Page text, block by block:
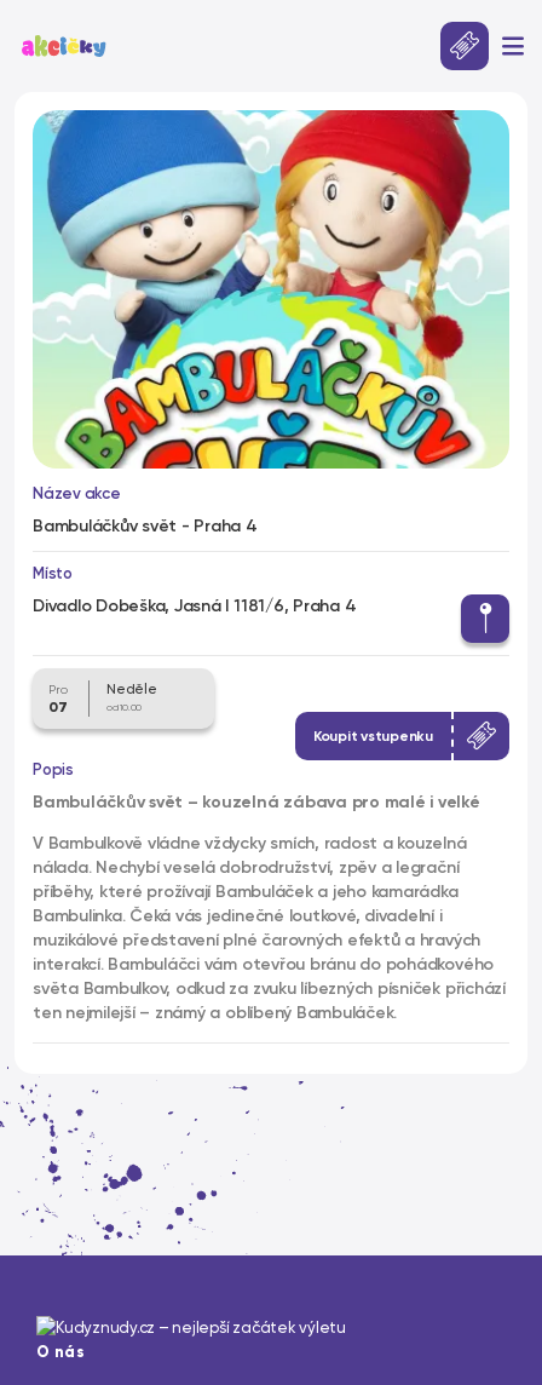
Název akce
Bambuláčkův svět - Praha 4
Místo
Divadlo Dobeška, Jasná I 1181/6, Praha 4
Pro
07
Neděle
od 10.00
Koupit vstupenku
Popis
Bambuláčkův svět – kouzelná zábava pro malé i velké
V Bambulkově vládne vždycky smích, radost a kouzelná
nálada. Nechybí veselá dobrodružství, zpěv a legrační
příběhy, které prožívají Bambuláček a jeho kamarádka
Bambulinka. Čeká vás jedinečné loutkové, divadelní i
muzikálové představení plné čarovných efektů a hravých
interakcí. Bambuláčci vám otevřou bránu do pohádkového
světa Bambulkov, odkud za zvuku líbezných písniček přichází
ten nejmilejší – známý a oblíbený Bambuláček.
O nás